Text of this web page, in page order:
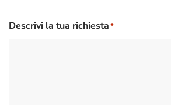
Descrivi la tua richiesta*